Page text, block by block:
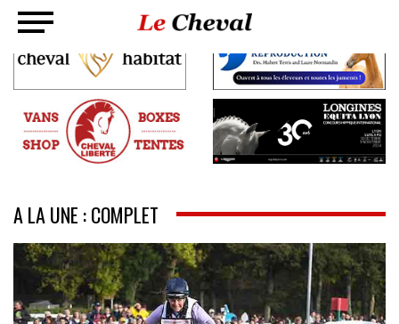
A LA UNE : COMPLET